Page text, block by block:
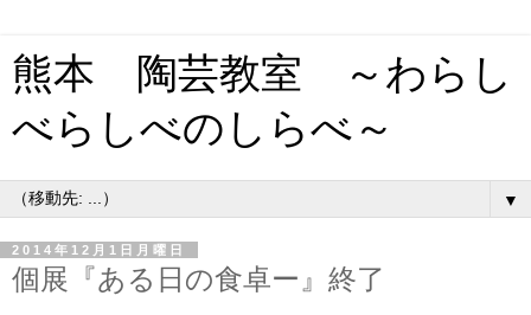
熊本 陶芸教室 ～わらし
べらしべのしらべ～
▼
2014年12月1日月曜日
個展『ある日の食卓ー』終了